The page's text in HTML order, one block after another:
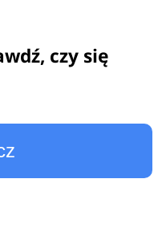
czy się